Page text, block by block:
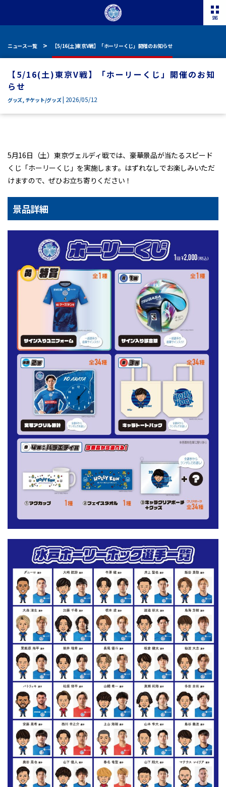
ニュース一覧 【5/16(土)東京V戦】「ホーリーくじ」開催のお知らせ
【5/16(土)東京V戦】「ホーリーくじ」開催のお知
らせ
グッズ, チケット/グッズ| 2026/05/12
5月16日（土）東京ヴェルディ戦では、豪華景品が当たるスピード
くじ「ホーリーくじ」を実施します。はずれなしでお楽しみいただ
けますので、ぜひお立ち寄りください！
景品詳細